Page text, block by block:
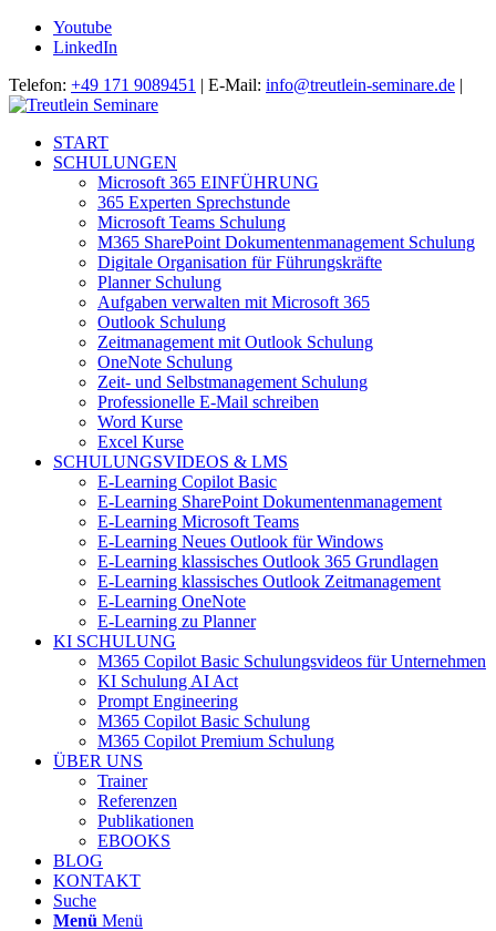
Youtube
LinkedIn
Telefon: +49 171 9089451 | E-Mail: info@treutlein-seminare.de |
START
SCHULUNGEN
Microsoft 365 EINFÜHRUNG
365 Experten Sprechstunde
Microsoft Teams Schulung
M365 SharePoint Dokumentenmanagement Schulung
Digitale Organisation für Führungskräfte
Planner Schulung
Aufgaben verwalten mit Microsoft 365
Outlook Schulung
Zeitmanagement mit Outlook Schulung
OneNote Schulung
Zeit- und Selbstmanagement Schulung
Professionelle E-Mail schreiben
Word Kurse
Excel Kurse
SCHULUNGSVIDEOS & LMS
E-Learning Copilot Basic
E-Learning SharePoint Dokumentenmanagement
E-Learning Microsoft Teams
E-Learning Neues Outlook für Windows
E-Learning klassisches Outlook 365 Grundlagen
E-Learning klassisches Outlook Zeitmanagement
E-Learning OneNote
E-Learning zu Planner
KI SCHULUNG
M365 Copilot Basic Schulungsvideos für Unternehmen
KI Schulung AI Act
Prompt Engineering
M365 Copilot Basic Schulung
M365 Copilot Premium Schulung
ÜBER UNS
Trainer
Referenzen
Publikationen
EBOOKS
BLOG
KONTAKT
Suche
Menü Menü